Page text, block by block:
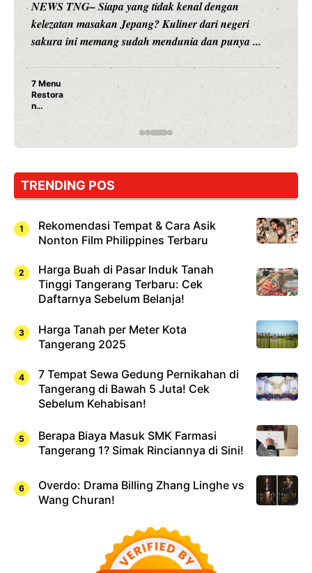
NEWS TNG– Siapa sangka, dua nama besar di dunia
hiburan, Nunung Srimulat dan Vicky Prasetyo, kini
merambah dunia kuliner dengan ...
Nunung Srimulat & Vicky Prasetyo Buka Restoran
Rahasia Mami Bikin Nagih!
TRENDING POS
Rekomendasi Tempat & Cara Asik
Nonton Film Philippines Terbaru
Harga Buah di Pasar Induk Tanah
Tinggi Tangerang Terbaru: Cek
Daftarnya Sebelum Belanja!
Harga Tanah per Meter Kota
Tangerang 2025
7 Tempat Sewa Gedung Pernikahan di
Tangerang di Bawah 5 Juta! Cek
Sebelum Kehabisan!
Berapa Biaya Masuk SMK Farmasi
Tangerang 1? Simak Rinciannya di Sini!
Overdo: Drama Billing Zhang Linghe vs
Wang Churan!